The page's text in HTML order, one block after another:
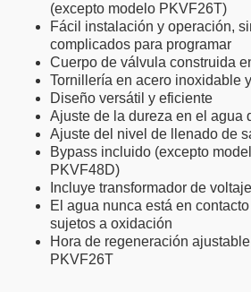
(excepto modelo PKVF26T)
Fácil instalación y operación,
complicados para programar
Cuerpo de válvula construida
Tornillería en acero inoxidable
Diseño versátil y eficiente
Ajuste de la dureza en el agua
Ajuste del nivel de llenado de
Bypass incluido (excepto
PKVF48D)
Incluye transformador de
El agua nunca está en
sujetos a oxidación
Hora de regeneración
PKVF26T